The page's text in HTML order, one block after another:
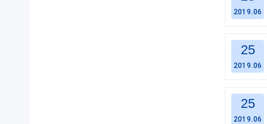
2019.06
25
2019.06
25
2019.06